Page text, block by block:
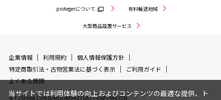
protegerについて 有料輸送地域
大型商品設置サービス
企業情報 利用規約
個人情報保護方針
特定商取引法・古物営業法に基づく表示
ご利用ガイド
よくある質問
© TOSHIBA CONSUMER MARKETING CORPORATION
当サイトでは利用体験の向上およびコンテンツの最適な提供、ト